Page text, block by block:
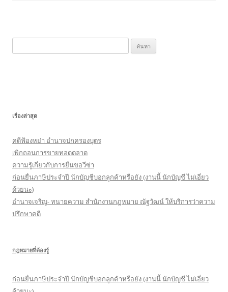
k
น
รั
:
เรื่องล่าสุด
คดีฟ้องหย่า อำนาจปกครองบุตร
เพิกถอนการขายทอดตลาด
ความรู้เกี่ยวกับการยื่นขอวีซ่า
ก่อนยื่นภาษีประจำปี นักบัญชีบอกลูกค้าหรือยัง (งานนี้ นักบัญชี ไม่เอี่ยว
ด้วยนะ)
อำนาจเจริญ- ทนายความ สำนักงานกฎหมาย ณัฐวัฒน์ ให้บริการว่าความ
ปรึกษาคดี
กฎหมายที่ต้องรู้
ก่อนยื่นภาษีประจำปี นักบัญชีบอกลูกค้าหรือยัง (งานนี้ นักบัญชี ไม่เอี่ยว